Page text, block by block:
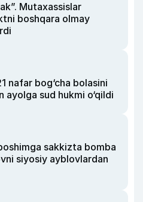
Mutaxassislar
boshqara olmay
nafar bog‘cha bolasini
sud hukmi o‘qildi
sakkizta bomba
siyosiy ayblovlardan